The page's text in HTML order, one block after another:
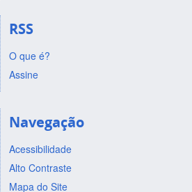
RSS
O que é?
Assine
Navegação
Acessibilidade
Alto Contraste
Mapa do Site